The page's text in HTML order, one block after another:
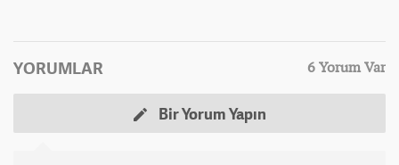
YORUMLAR 6 Yorum Var
Bir Yorum Yapın